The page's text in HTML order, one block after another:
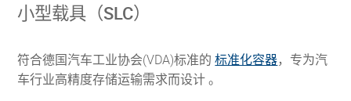
小型载具（SLC）
符合德国汽车工业协会(VDA)标准的标准化容器，专为汽
车行业高精度存储运输需求而设计 。